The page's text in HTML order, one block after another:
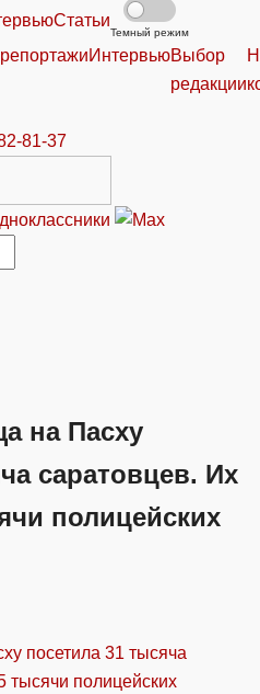
Статьи
Темный режим
ИнтервьюВыбор
редакции
81-37
на Пасху
саратовцев. Их
полицейских